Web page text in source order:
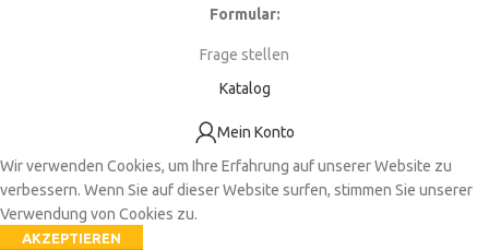
Formular:
Frage stellen
Katalog
Mein Konto
Wir verwenden Cookies, um Ihre Erfahrung auf unserer Website zu
verbessern. Wenn Sie auf dieser Website surfen, stimmen Sie unserer
Verwendung von Cookies zu.
AKZEPTIEREN